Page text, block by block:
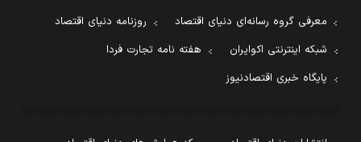
معرفی گروه رسانه‌ای دنیای اقتصاد
روزنامه دنیای اقتصاد
شبکه اینترنتی اکوایران
هفته نامه تجارت فردا
پایگاه خبری اقتصادنیوز